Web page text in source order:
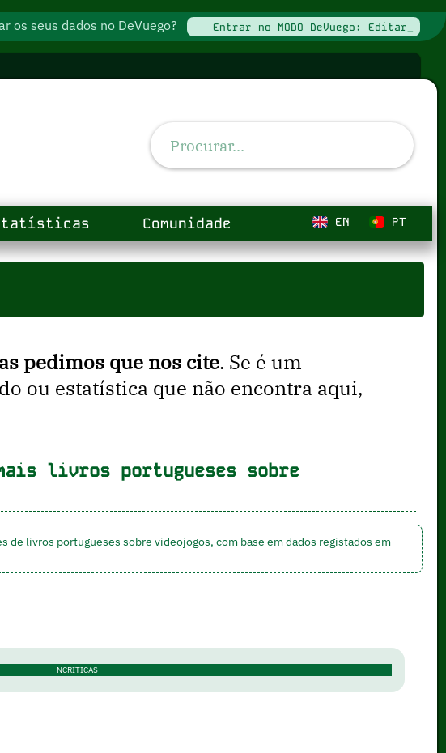
os seus dados no DeVuego? Entrar no MODO DeVuego: Editar_
Comunidade PT
EN
pedimos que nos cite. Se é um
ou estatística que não encontra aqui,
livros portugueses sobre
de livros portugueses sobre videojogos, com base em dados registados em
NCRÍTICAS